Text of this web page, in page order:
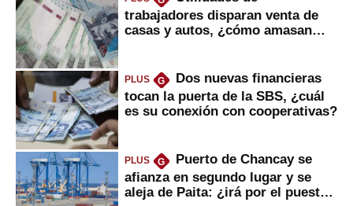
trabajadores disparan venta de
casas y autos, ¿cómo amasan
PLUS G
Dos nuevas financieras
tocan la puerta de la SBS, ¿cuál
es su conexión con cooperativas?
PLUS G
Puerto de Chancay se
afianza en segundo lugar y se
aleja de Paita: ¿irá por el puesto